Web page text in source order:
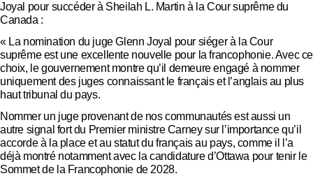
Joyal pour succéder à Sheilah L. Martin à la Cour suprême du
Canada :
« La nomination du juge Glenn Joyal pour siéger à la Cour
suprême est une excellente nouvelle pour la francophonie. Avec ce
choix, le gouvernement montre qu’il demeure engagé à nommer
uniquement des juges connaissant le français et l’anglais au plus
haut tribunal du pays.
Nommer un juge provenant de nos communautés est aussi un
autre signal fort du Premier ministre Carney sur l’importance qu’il
accorde à la place et au statut du français au pays, comme il l’a
déjà montré notamment avec la candidature d’Ottawa pour tenir le
Sommet de la Francophonie de 2028.